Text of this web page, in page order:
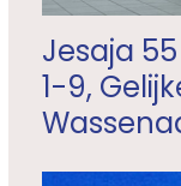
Jesaja 55
1-9,